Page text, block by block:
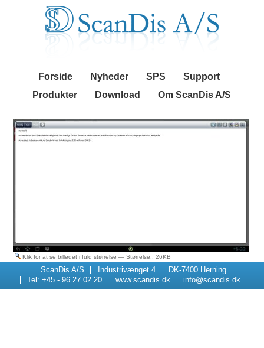
Navigation
Forside Nyheder SPS
Support
Produkter
Download Om ScanDis A/S
Klik for at se billedet i fuld størrelse —Størrelse:: 26KB
ScanDis A/S Industrivænget 4
DK-7400 Herning
Tel: +45 - 96 27 02 20
www.scandis.dk info@scandis.dk